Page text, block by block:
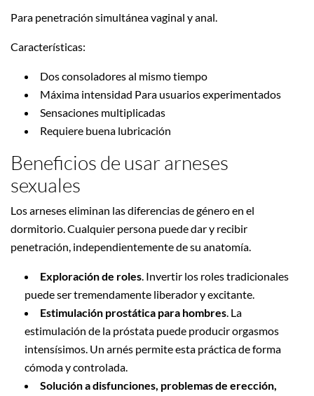
Para penetración simultánea vaginal y anal.
Características:
Dos consoladores al mismo tiempo
Máxima intensidad Para usuarios experimentados
Sensaciones multiplicadas
Requiere buena lubricación
Beneficios de usar arneses
sexuales
Los arneses eliminan las diferencias de género en el
dormitorio. Cualquier persona puede dar y recibir
penetración, independientemente de su anatomía.
Exploración de roles. Invertir los roles tradicionales
puede ser tremendamente liberador y excitante.
Estimulación prostática para hombres. La
estimulación de la próstata puede producir orgasmos
intensísimos. Un arnés permite esta práctica de forma
cómoda y controlada.
Solución a disfunciones, problemas de erección,